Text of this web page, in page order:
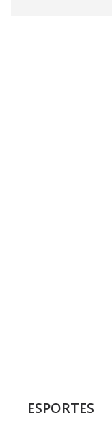
ESPORTES